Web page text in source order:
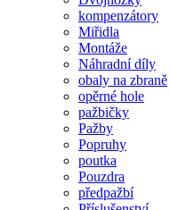
kompenzátory
Miřidla
Montáže
Náhradní díly
obaly na zbraně
opěrné hole
pažbičky
Pažby
Popruhy
poutka
Pouzdra
předpažbí